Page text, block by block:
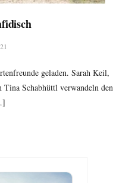
geladen. Sarah Keil,
Tina Schabhüttl verwandeln den